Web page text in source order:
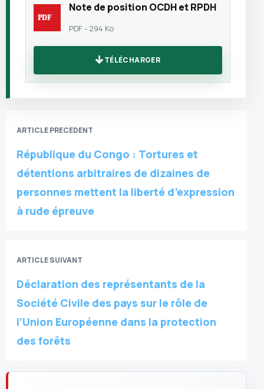
Note de position OCDH et RPDH
PDF - 294 Ko
TÉLÉCHARGER
ARTICLE PRECEDENT
République du Congo : Tortures et
détentions arbitraires de dizaines de
personnes mettent la liberté d’expression
à rude épreuve
ARTICLE SUIVANT
Déclaration des représentants de la
Société Civile des pays sur le rôle de
l’Union Européenne dans la protection
des forêts